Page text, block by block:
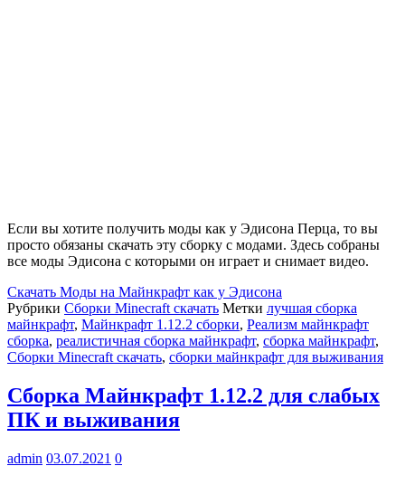
Если вы хотите получить моды как у Эдисона Перца, то вы
просто обязаны скачать эту сборку с модами. Здесь собраны
все моды Эдисона с которыми он играет и снимает видео.
Скачать Моды на Майнкрафт как у Эдисона
Рубрики Сборки Minecraft скачать Метки лучшая сборка
майнкрафт, Майнкрафт 1.12.2 сборки, Реализм майнкрафт
сборка, реалистичная сборка майнкрафт, сборка майнкрафт,
Сборки Minecraft скачать, сборки майнкрафт для выживания
Cборка Майнкрафт 1.12.2 для слабых
ПК и выживания
admin 03.07.2021 0